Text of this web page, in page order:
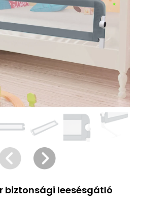
biztonsági leesésgátló